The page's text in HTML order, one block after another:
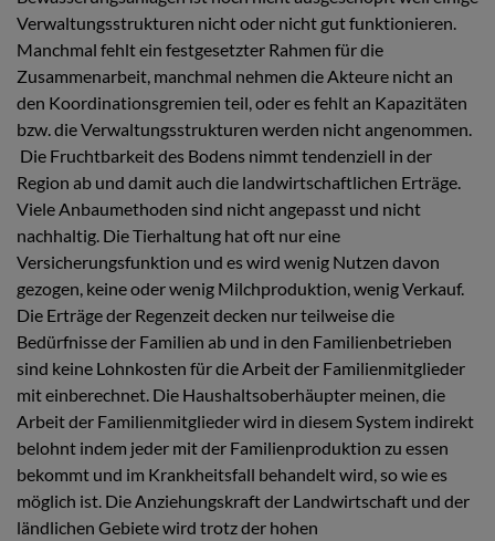
Verwaltungsstrukturen nicht oder nicht gut funktionieren.
Manchmal fehlt ein festgesetzter Rahmen für die
Zusammenarbeit, manchmal nehmen die Akteure nicht an
den Koordinationsgremien teil, oder es fehlt an Kapazitäten
bzw. die Verwaltungsstrukturen werden nicht angenommen.
Die Fruchtbarkeit des Bodens nimmt tendenziell in der
Region ab und damit auch die landwirtschaftlichen Erträge.
Viele Anbaumethoden sind nicht angepasst und nicht
nachhaltig. Die Tierhaltung hat oft nur eine
Versicherungsfunktion und es wird wenig Nutzen davon
gezogen, keine oder wenig Milchproduktion, wenig Verkauf.
Die Erträge der Regenzeit decken nur teilweise die
Bedürfnisse der Familien ab und in den Familienbetrieben
sind keine Lohnkosten für die Arbeit der Familienmitglieder
mit einberechnet. Die Haushaltsoberhäupter meinen, die
Arbeit der Familienmitglieder wird in diesem System indirekt
belohnt indem jeder mit der Familienproduktion zu essen
bekommt und im Krankheitsfall behandelt wird, so wie es
möglich ist. Die Anziehungskraft der Landwirtschaft und der
ländlichen Gebiete wird trotz der hohen